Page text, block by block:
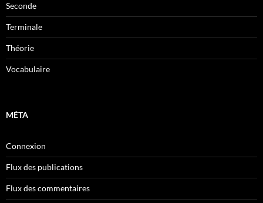
Seconde
Terminale
Théorie
Vocabulaire
MÉTA
Connexion
Flux des publications
Flux des commentaires